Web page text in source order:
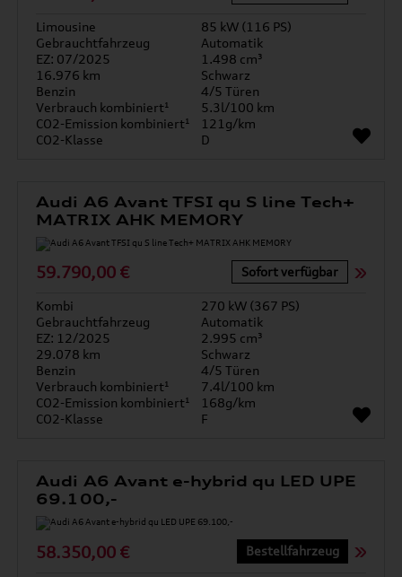
Limousine
85 kW (116 PS)
Gebrauchtfahrzeug
Automatik
EZ: 07/2025
1.498 cm³
16.976 km
Schwarz
Benzin
4/5 Türen
Verbrauch kombiniert¹
5.3l/100 km
CO2-Emission kombiniert¹
121g/km
CO2-Klasse
D
Audi A6 Avant TFSI qu S line Tech+
MATRIX AHK MEMORY
59.790,00 € Sofort verfügbar
Kombi
270 kW (367 PS)
Gebrauchtfahrzeug
Automatik
EZ: 12/2025
2.995 cm³
29.078 km
Schwarz
Benzin
4/5 Türen
Verbrauch kombiniert¹
7.4l/100 km
CO2-Emission kombiniert¹
168g/km
CO2-Klasse
F
Audi A6 Avant e-hybrid qu LED UPE
69.100,-
58.350,00 € Bestellfahrzeug